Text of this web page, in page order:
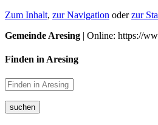
Zum Inhalt, zur Navigation oderzur
Gemeinde Aresing | Online: https://
Finden in Aresing
suchen